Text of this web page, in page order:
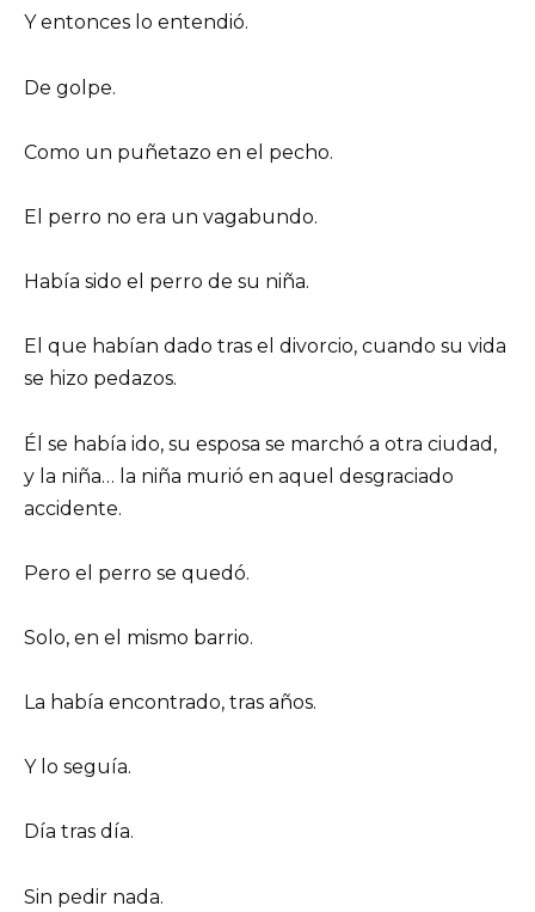
Y entonces lo entendió.
De golpe.
Como un puñetazo en el pecho.
El perro no era un vagabundo.
Había sido el perro de su niña.
El que habían dado tras el divorcio, cuando su vida
se hizo pedazos.
Él se había ido, su esposa se marchó a otra ciudad,
y la niña… la niña murió en aquel desgraciado
accidente.
Pero el perro se quedó.
Solo, en el mismo barrio.
La había encontrado, tras años.
Y lo seguía.
Día tras día.
Sin pedir nada.